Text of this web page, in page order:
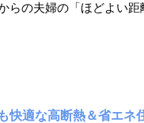
らの夫婦の「ほどよい距
快適な高断熱＆省エネ